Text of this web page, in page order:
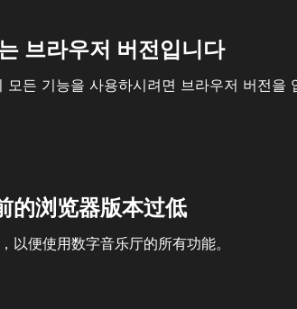
브라우저 버전입니다
모든 기능을 사용하시려면 브라우저 버전을
的浏览器版本过低
以便使用数字音乐厅的所有功能。